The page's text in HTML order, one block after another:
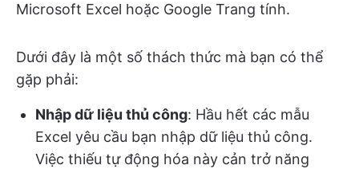
Microsoft Excel hoặc Google Trang tính.
Dưới đây là một số thách thức mà bạn có thể
gặp phải:
Nhập dữ liệu thủ công: Hầu hết các mẫu
Excel yêu cầu bạn nhập dữ liệu thủ công.
Việc thiếu tự động hóa này cản trở năng